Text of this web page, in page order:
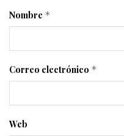
Nombre *
Correo electrónico *
Web